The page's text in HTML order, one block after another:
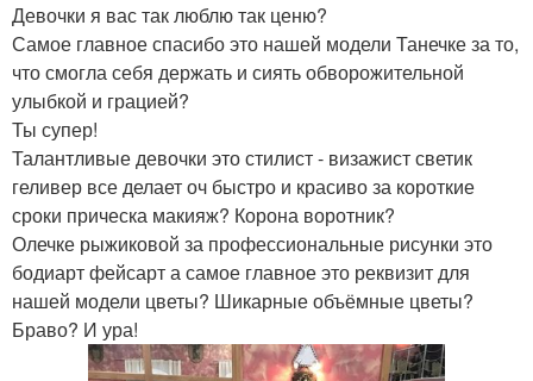
Девочки я вас так люблю так ценю?
Самое главное спасибо это нашей модели Танечке за то,
что смогла себя держать и сиять обворожительной
улыбкой и грацией?
Ты супер!
Талантливые девочки это стилист - визажист светик
геливер все делает оч быстро и красиво за короткие
сроки прическа макияж? Корона воротник?
Олечке рыжиковой за профессиональные рисунки это
бодиарт фейсарт а самое главное это реквизит для
нашей модели цветы? Шикарные объёмные цветы?
Браво? И ура!